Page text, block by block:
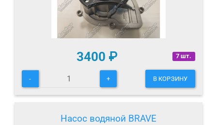
7 шт.
3400 ₽
- + В КОРЗИНУ
Насос водяной BRAVE